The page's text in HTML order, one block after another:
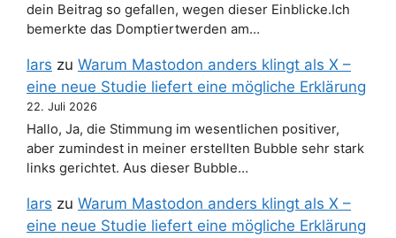
dein Beitrag so gefallen, wegen dieser Einblicke.Ich
bemerkte das Domptiertwerden am…
lars zu Warum Mastodon anders klingt als X –
eine neue Studie liefert eine mögliche Erklärung
22. Juli 2026
Hallo, Ja, die Stimmung im wesentlichen positiver,
aber zumindest in meiner erstellten Bubble sehr stark
links gerichtet. Aus dieser Bubble…
lars zu Warum Mastodon anders klingt als X –
eine neue Studie liefert eine mögliche Erklärung